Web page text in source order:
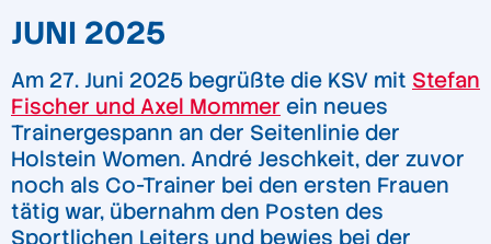
JUNI 2025
Am 27. Juni 2025 begrüßte die KSV mit Stefan
Fischer und Axel Mommer ein neues
Trainergespann an der Seitenlinie der
Holstein Women. André Jeschkeit, der zuvor
noch als Co-Trainer bei den ersten Frauen
tätig war, übernahm den Posten des
Sportlichen Leiters und bewies bei der